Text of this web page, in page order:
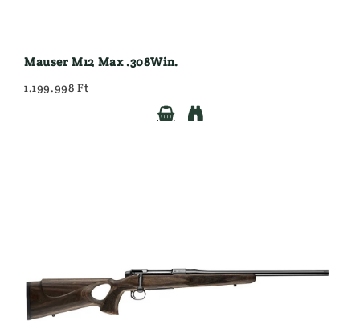
Mauser M12 Max .308Win.
1.199.998 Ft

